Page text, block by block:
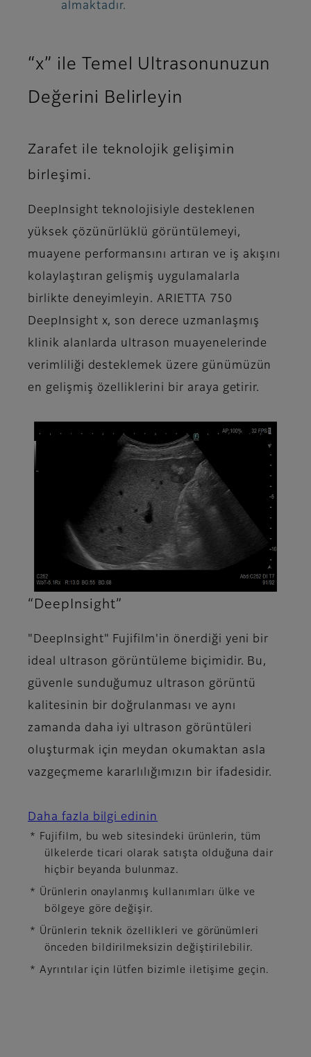
almaktadır.
“x” ile Temel Ultrasonunuzun
Değerini Belirleyin
Zarafet ile teknolojik gelişimin
birleşimi.
DeepInsight teknolojisiyle desteklenen
yüksek çözünürlüklü görüntülemeyi,
muayene performansını artıran ve iş akışını
kolaylaştıran gelişmiş uygulamalarla
birlikte deneyimleyin. ARIETTA 750
DeepInsight x, son derece uzmanlaşmış
klinik alanlarda ultrason muayenelerinde
verimliliği desteklemek üzere günümüzün
en gelişmiş özelliklerini bir araya getirir.
“DeepInsight”
"DeepInsight" Fujifilm'in önerdiği yeni bir
ideal ultrason görüntüleme biçimidir. Bu,
güvenle sunduğumuz ultrason görüntü
kalitesinin bir doğrulanması ve aynı
zamanda daha iyi ultrason görüntüleri
oluşturmak için meydan okumaktan asla
vazgeçmeme kararlılığımızın bir ifadesidir.
Daha fazla bilgi edinin
* Fujifilm, bu web sitesindeki ürünlerin, tüm
ülkelerde ticari olarak satışta olduğuna dair
hiçbir beyanda bulunmaz.
* Ürünlerin onaylanmış kullanımları ülke ve
bölgeye göre değişir.
* Ürünlerin teknik özellikleri ve görünümleri
önceden bildirilmeksizin değiştirilebilir.
* Ayrıntılar için lütfen bizimle iletişime geçin.